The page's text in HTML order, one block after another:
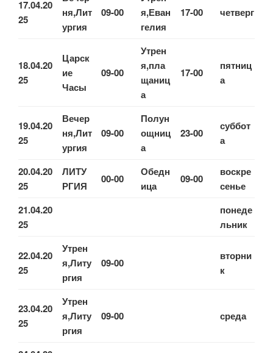
17.04.20
25
ня,Лит
ургия
09-00
я,Еван
гелия
17-00 четверг
18.04.20
25
Царск
ие
Часы
09-00
Утрен
я,пла
щаниц
а
17-00
пятниц
а
19.04.20
25
Вечер
ня,Лит
ургия
09-00
Полун
ощниц
а
23-00
суббот
а
20.04.20
25
ЛИТУ
РГИЯ
00-00
Обедн
ица
09-00
воскре
сенье
21.04.20
25
понеде
льник
22.04.20
25
Утрен
я,Литу
ргия
09-00
вторни
к
23.04.20
25
Утрен
я,Литу
ргия
09-00 среда